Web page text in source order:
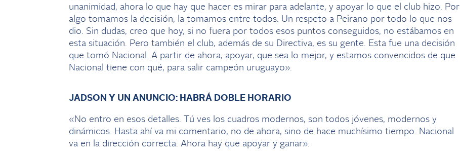
unanimidad, ahora lo que hay que hacer es mirar para adelante, y apoyar lo que el club hizo. Por
algo tomamos la decisión, la tomamos entre todos. Un respeto a Peirano por todo lo que nos
dio. Sin dudas, creo que hoy, si no fuera por todos esos puntos conseguidos, no estábamos en
esta situación. Pero también el club, además de su Directiva, es su gente. Esta fue una decisión
que tomó Nacional. A partir de ahora, apoyar, que sea lo mejor, y estamos convencidos de que
Nacional tiene con qué, para salir campeón uruguayo».
JADSON Y UN ANUNCIO: HABRÁ DOBLE HORARIO
«No entro en esos detalles. Tú ves los cuadros modernos, son todos jóvenes, modernos y
dinámicos. Hasta ahí va mi comentario, no de ahora, sino de hace muchísimo tiempo. Nacional
va en la dirección correcta. Ahora hay que apoyar y ganar».